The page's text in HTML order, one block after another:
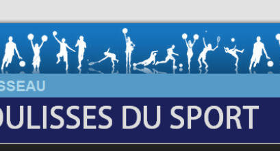
Les Coulisses du Sport